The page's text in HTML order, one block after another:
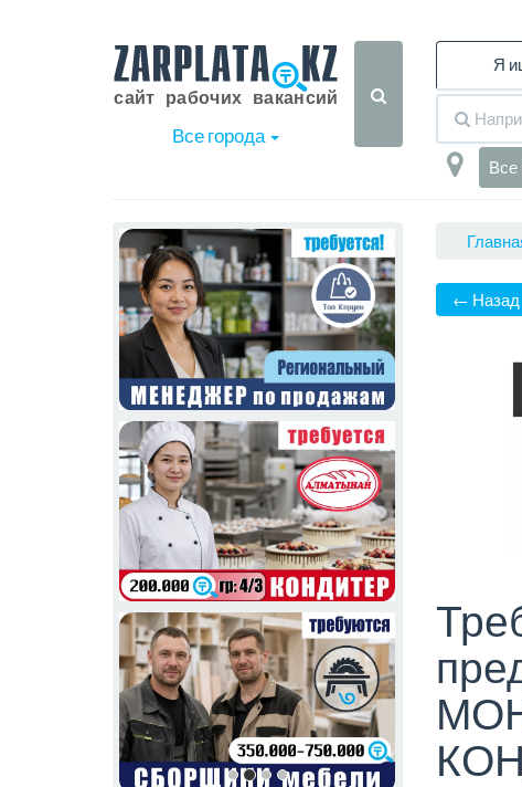
Все города
Я
Все
← Назад